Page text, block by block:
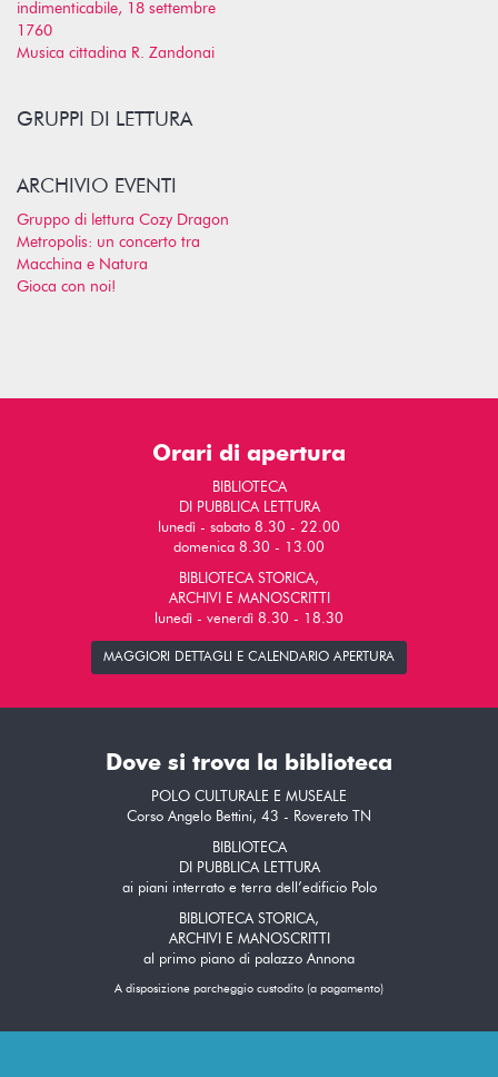
indimenticabile, 18 settembre
1760
Musica cittadina R. Zandonai
GRUPPI DI LETTURA
ARCHIVIO EVENTI
Gruppo di lettura Cozy Dragon
Metropolis: un concerto tra
Macchina e Natura
Gioca con noi!
Orari di apertura
BIBLIOTECA
DI PUBBLICA LETTURA
lunedì - sabato 8.30 - 22.00
domenica 8.30 - 13.00
BIBLIOTECA STORICA,
ARCHIVI E MANOSCRITTI
lunedì - venerdì 8.30 - 18.30
MAGGIORI DETTAGLI E CALENDARIO APERTURA
Dove si trova la biblioteca
POLO CULTURALE E MUSEALE
Corso Angelo Bettini, 43 - Rovereto TN
BIBLIOTECA
DI PUBBLICA LETTURA
ai piani interrato e terra dell’edificio Polo
BIBLIOTECA STORICA,
ARCHIVI E MANOSCRITTI
al primo piano di palazzo Annona
A disposizione parcheggio custodito (a pagamento)